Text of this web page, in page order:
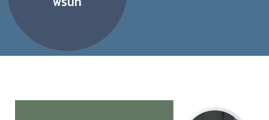
ลงทะเบียนสอบ
หลักสูตรคาร์บอนฟุต
พริ้นท์